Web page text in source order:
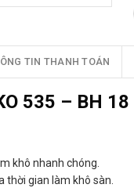
TIN THANH TOÁN
535 – BH
khô nhanh chóng.
thời gian làm khô sàn.